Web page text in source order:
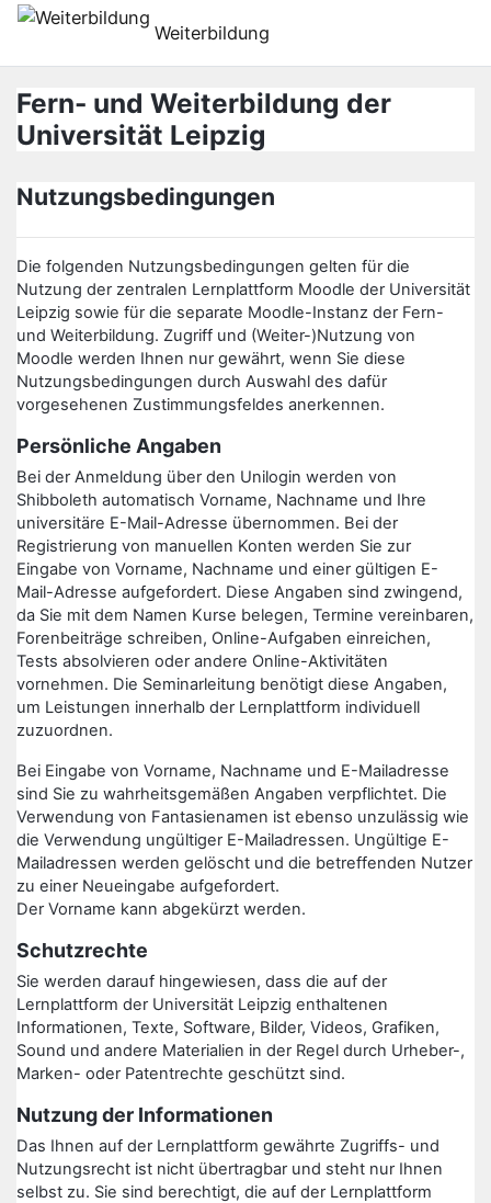
Przejdź do głównej zawartości
Weiterbildung
Fern- und Weiterbildung der
Universität Leipzig
Nutzungsbedingungen
Die folgenden Nutzungsbedingungen gelten für die
Nutzung der zentralen Lernplattform Moodle der Universität
Leipzig sowie für die separate Moodle-Instanz der Fern-
und Weiterbildung. Zugriff und (Weiter-)Nutzung von
Moodle werden Ihnen nur gewährt, wenn Sie diese
Nutzungsbedingungen durch Auswahl des dafür
vorgesehenen Zustimmungsfeldes anerkennen.
Persönliche Angaben
Bei der Anmeldung über den Unilogin werden von
Shibboleth automatisch Vorname, Nachname und Ihre
universitäre E-Mail-Adresse übernommen. Bei der
Registrierung von manuellen Konten werden Sie zur
Eingabe von Vorname, Nachname und einer gültigen E-
Mail-Adresse aufgefordert. Diese Angaben sind zwingend,
da Sie mit dem Namen Kurse belegen, Termine vereinbaren,
Forenbeiträge schreiben, Online-Aufgaben einreichen,
Tests absolvieren oder andere Online-Aktivitäten
vornehmen. Die Seminarleitung benötigt diese Angaben,
um Leistungen innerhalb der Lernplattform individuell
zuzuordnen.
Bei Eingabe von Vorname, Nachname und E-Mailadresse
sind Sie zu wahrheitsgemäßen Angaben verpflichtet. Die
Verwendung von Fantasienamen ist ebenso unzulässig wie
die Verwendung ungültiger E-Mailadressen. Ungültige E-
Mailadressen werden gelöscht und die betreffenden Nutzer
zu einer Neueingabe aufgefordert.
Der Vorname kann abgekürzt werden.
Schutzrechte
Sie werden darauf hingewiesen, dass die auf der
Lernplattform der Universität Leipzig enthaltenen
Informationen, Texte, Software, Bilder, Videos, Grafiken,
Sound und andere Materialien in der Regel durch Urheber-,
Marken- oder Patentrechte geschützt sind.
Nutzung der Informationen
Das Ihnen auf der Lernplattform gewährte Zugriffs- und
Nutzungsrecht ist nicht übertragbar und steht nur Ihnen
selbst zu. Sie sind berechtigt, die auf der Lernplattform